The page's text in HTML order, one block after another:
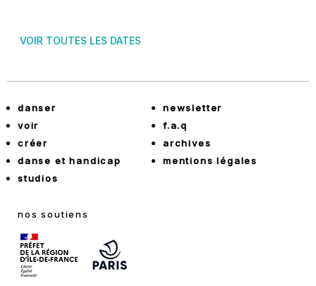
VOIR TOUTES LES DATES
danser
voir
créer
danse et handicap
studios
newsletter
f.a.q
archives
mentions légales
nos soutiens